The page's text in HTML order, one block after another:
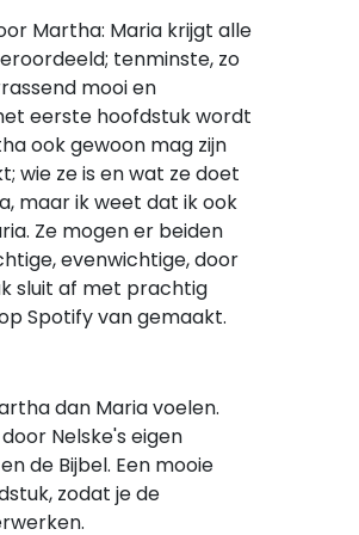
Martha: Maria krijgt alle
tenminste, zo
mooi en
eerste hoofdstuk wordt
ook gewoon mag zijn
wie ze is en wat ze doet
maar ik weet dat ik ook
Ze mogen er beiden
evenwichtige, door
sluit af met prachtig
Spotify van gemaakt.
dan Maria voelen.
Nelske's eigen
de Bijbel. Een mooie
zodat je de